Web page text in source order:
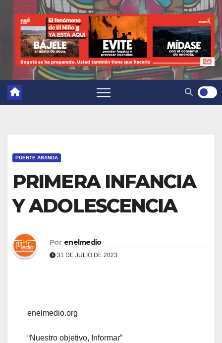
PUENTE ARANDA
PRIMERA INFANCIA
Y ADOLESCENCIA
Por enelmedio
31 DE JULIO DE 2023
enelmedio.org
“Nuestro objetivo, Informar”